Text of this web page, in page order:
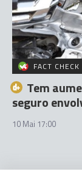
FACT CHECK
Tem
seguro
10 Mai 17:00